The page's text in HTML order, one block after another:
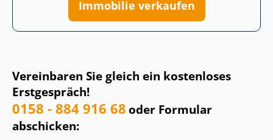
Vereinbaren Sie gleich ein kostenloses
Erstgespräch!
0158 - 884 916 68oder Formular
abschicken:
Immobilie verkaufen